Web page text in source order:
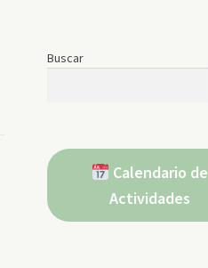
Buscar
Calendario de
Actividades